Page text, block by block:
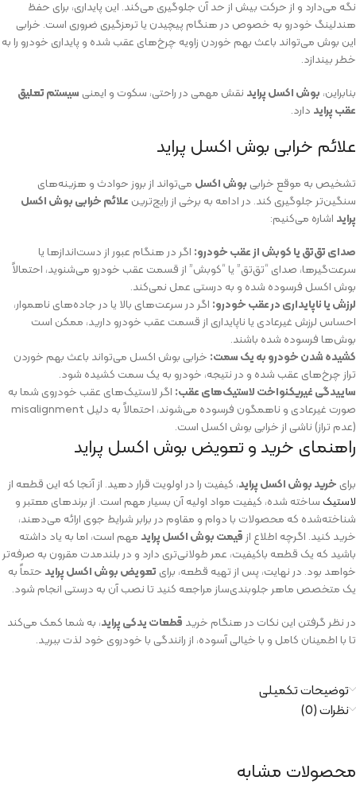
نگه می‌دارد و از حرکت بیش از حد آن جلوگیری می‌کند. این پایداری، برای حفظ
هندلینگ خودرو به خصوص در هنگام پیچیدن یا ترمزگیری ضروری است. خرابی
این بوش می‌تواند باعث بهم خوردن زاویه چرخ‌های عقب شده و پایداری خودرو را به
خطر بیندازد.
بنابراین، بوش اکسل پراید نقش مهمی در راحتی، سکوت و ایمنی سیستم تعلیق
عقب پراید دارد.
علائم خرابی بوش اکسل پراید
تشخیص به موقع خرابی بوش اکسل می‌تواند از بروز حوادث و هزینه‌های
سنگین‌تر جلوگیری کند. در ادامه به برخی از رایج‌ترین علائم خرابی بوش اکسل
پراید اشاره می‌کنیم:
صدای تق‌تق یا کوبش از عقب خودرو: اگر در هنگام عبور از دست‌اندازها یا
سرعت‌گیرها، صدای “تق‌تق” یا “کوبش” از قسمت عقب خودرو می‌شنوید، احتمالاً
بوش اکسل فرسوده شده و به درستی عمل نمی‌کند.
لرزش یا ناپایداری در عقب خودرو: اگر در سرعت‌های بالا یا در جاده‌های ناهموار،
احساس لرزش غیرعادی یا ناپایداری از قسمت عقب خودرو دارید، ممکن است
بوش‌ها فرسوده شده باشند.
کشیده شدن خودرو به یک سمت: خرابی بوش اکسل می‌تواند باعث بهم خوردن
تراز چرخ‌های عقب شده و در نتیجه، خودرو به یک سمت کشیده شود.
ساییدگی غیریکنواخت لاستیک‌های عقب: اگر لاستیک‌های عقب خودروی شما به
صورت غیرعادی و ناهمگون فرسوده می‌شوند، احتمالاً به دلیل misalignment
(عدم تراز) ناشی از خرابی بوش اکسل است.
راهنمای خرید و تعویض بوش اکسل پراید
برای خرید بوش اکسل پراید، کیفیت را در اولویت قرار دهید. از آنجا که این قطعه از
لاستیکساخته شده، کیفیت مواد اولیه آن بسیار مهم است. از برندهای معتبر و
شناخته‌شده که محصولات با دوام و مقاوم در برابر شرایط جوی ارائه می‌دهند،
خرید کنید. اگرچه اطلاع از قیمت بوش اکسل پراید مهم است، اما به یاد داشته
باشید که یک قطعه باکیفیت، عمر طولانی‌تری دارد و در بلندمدت مقرون به صرفه‌تر
خواهد بود. در نهایت، پس از تهیه قطعه، برای تعویض بوش اکسل پراید حتماً به
یک متخصص ماهر جلوبندی‌ساز مراجعه کنید تا نصب آن به درستی انجام شود.
در نظر گرفتن این نکات در هنگام خرید قطعات یدکی پراید، به شما کمک می‌کند
تا با اطمینان کامل و با خیالی آسوده، از رانندگی با خودروی خود لذت ببرید.
توضیحات تکمیلی
نظرات (0)
محصولات مشابه